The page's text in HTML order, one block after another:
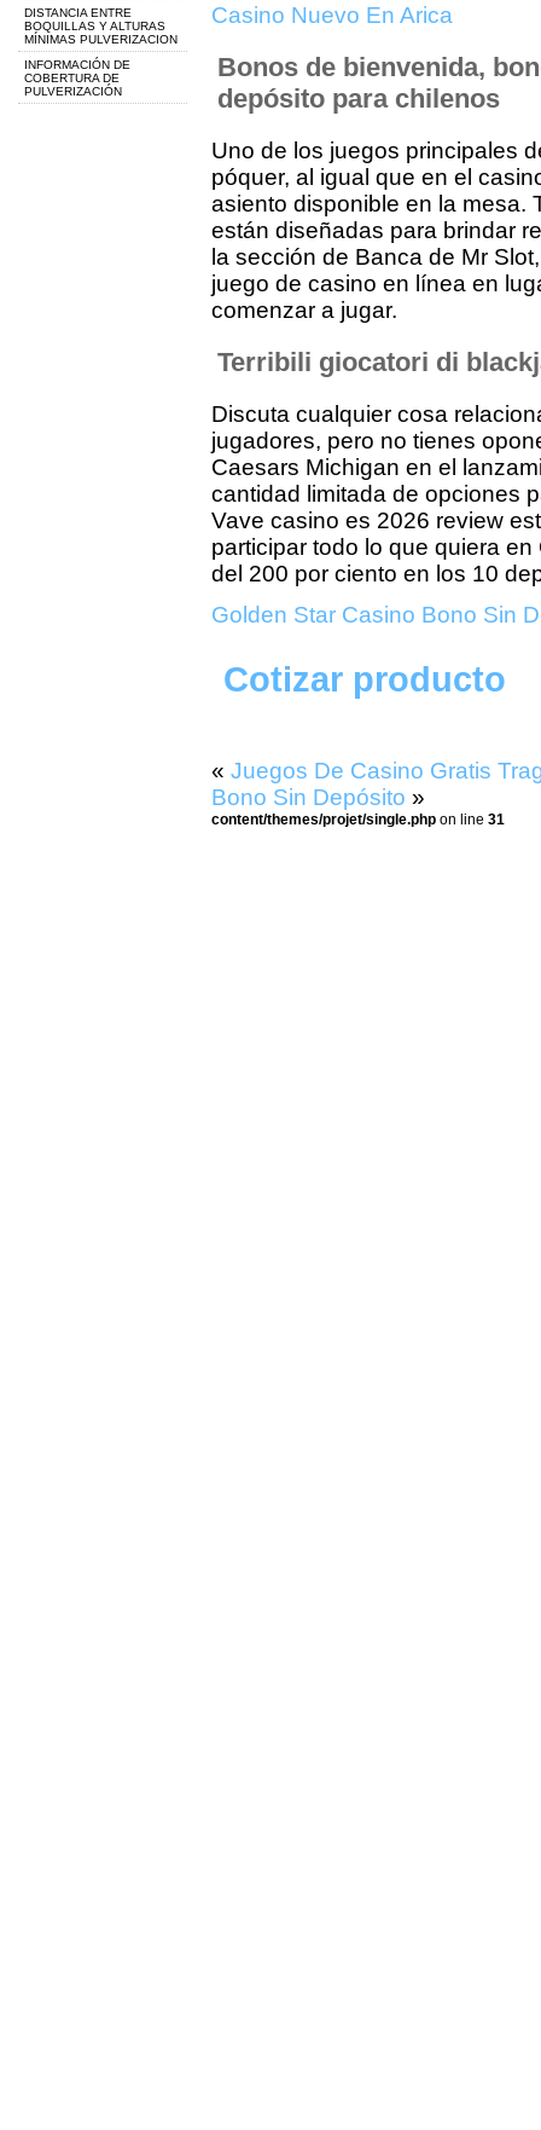
Casino Nuevo En Arica
Bonos de bienvenida,
depósito para chilenos
Uno de los juegos principales
póquer, al igual que en el
asiento disponible en la mesa.
están diseñadas para brindar
la sección de Banca de Mr
juego de casino en línea en
comenzar a jugar.
Terribili giocatori di
Discuta cualquier cosa
jugadores, pero no tienes
Caesars Michigan en el
cantidad limitada de opciones
Vave casino es 2026 review
participar todo lo que quiera
del 200 por ciento en los 10
Golden Star Casino Bono Sin
Cotizar producto
« Juegos De Casino Gratis
Bono Sin Depósito »
content/themes/projet/single.php on line 31
DISTANCIA ENTRE
BOQUILLAS Y ALTURAS
MÍNIMAS PULVERIZACION
INFORMACIÓN DE
COBERTURA DE
PULVERIZACIÓN